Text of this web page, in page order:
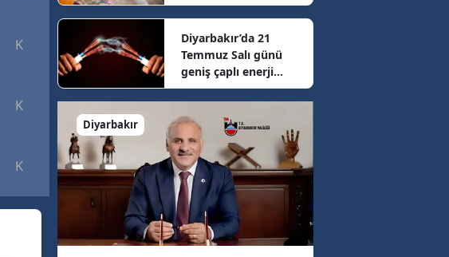
K 4.68 km/h
K 3.92 km/h
K 4.25 km/h
sonrası güncel fiyatlar
belli oldu
Diyarbakır’da 21
Temmuz Salı günü
geniş çaplı enerji
mesaisi: 16 ilçede
elektrikler kesilecek
Diyarbakır